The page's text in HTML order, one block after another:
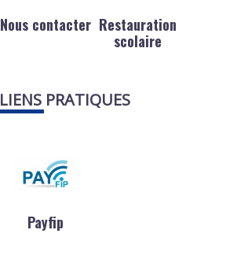
Nous contacter Restauration
scolaire
LIENS PRATIQUES
Payfip